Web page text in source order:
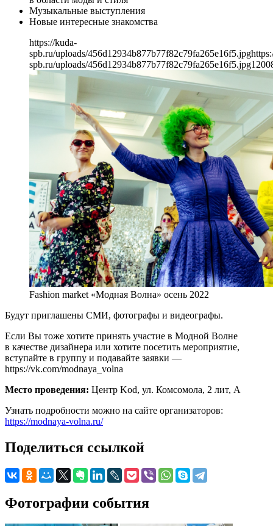
Музыкальные выступления
Новые интересные знакомства
https://kuda-
spb.ru/uploads/456d12934b877b77f82c79fa265e16f5.jpg
spb.ru/uploads/456d12934b877b77f82c79fa265e16f5.jpg1200
Fashion market «Модная Волна» осень 2022
Будут приглашены СМИ, фотографы и видеографы.
Если Вы тоже хотите принять участие в Модной Волне
в качестве дизайнера или хотите посетить мероприятие,
вступайте в группу и подавайте заявки —
https://vk.com/modnaya_volna
Место проведения: Центр Kod, ул. Комсомола, 2 лит, А
Узнать подробности можно на сайте организаторов:
https://modnaya-volna.ru/
Поделиться ссылкой
Фотографии события